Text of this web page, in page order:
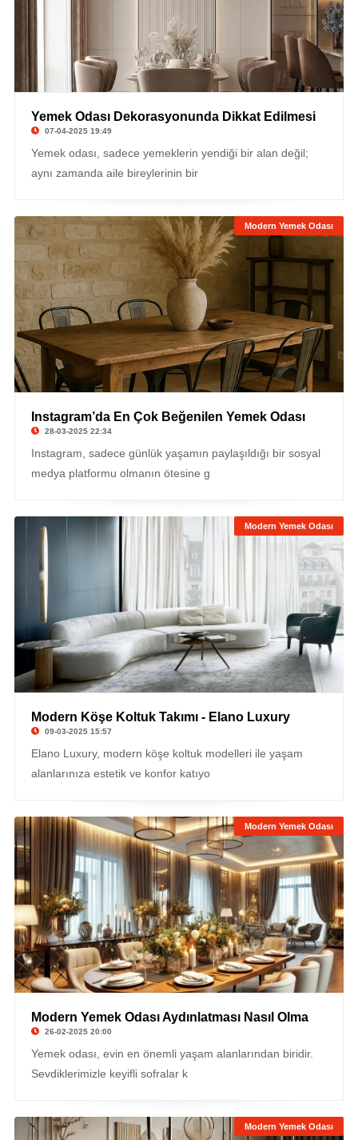
Yemek Odası Dekorasyonunda Dikkat Edilmesi
07-04-2025 19:49
Yemek odası, sadece yemeklerin yendiği bir alan değil;
aynı zamanda aile bireylerinin bir
Modern Yemek Odası
Instagram’da En Çok Beğenilen Yemek Odası
28-03-2025 22:34
Instagram, sadece günlük yaşamın paylaşıldığı bir sosyal
medya platformu olmanın ötesine g
Modern Yemek Odası
Modern Köşe Koltuk Takımı - Elano Luxury
09-03-2025 15:57
Elano Luxury, modern köşe koltuk modelleri ile yaşam
alanlarınıza estetik ve konfor katıyo
Modern Yemek Odası
Modern Yemek Odası Aydınlatması Nasıl Olma
26-02-2025 20:00
Yemek odası, evin en önemli yaşam alanlarından biridir.
Sevdiklerimizle keyifli sofralar k
Modern Yemek Odası